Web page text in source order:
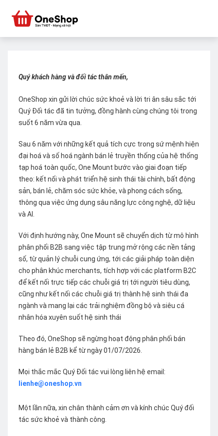
Quý khách hàng và đối tác thân mến,
OneShop xin gửi lời chúc sức khoẻ và lời tri ân sâu sắc tới
Quý Đối tác đã tin tưởng, đồng hành cùng chúng tôi trong
suốt 6 năm vừa qua.
Sau 6 năm với những kết quả tích cực trong sứ mệnh hiện
đại hoá và số hoá ngành bán lẻ truyền thống của hệ thống
tạp hoá toàn quốc, One Mount bước vào giai đoạn tiếp
theo: kết nối và phát triển hệ sinh thái tài chính, bất động
sản, bán lẻ, chăm sóc sức khỏe, và phong cách sống,
thông qua việc ứng dụng sâu năng lực công nghệ, dữ liệu
và AI.
Với định hướng này, One Mount sẽ chuyển dịch từ mô hình
phân phối B2B sang việc tập trung mở rộng các nền tảng
số, từ quản lý chuỗi cung ứng, tới các giải pháp toàn diện
cho phân khúc merchants, tích hợp với các platform B2C
để kết nối trực tiếp các chuỗi giá trị tới người tiêu dùng,
cũng như kết nối các chuỗi giá trị thành hệ sinh thái đa
ngành và mang lại các trải nghiệm đồng bộ và siêu cá
nhân hóa xuyên suốt hệ sinh thái
Theo đó, OneShop sẽ ngừng hoạt động phân phối bán
hàng bán lẻ B2B kể từ ngày 01/07/2026.
Mọi thắc mắc Quý Đối tác vui lòng liên hệ email:
lienhe@oneshop.vn
Một lần nữa, xin chân thành cảm ơn và kính chúc Quý đối
tác sức khoẻ và thành công.